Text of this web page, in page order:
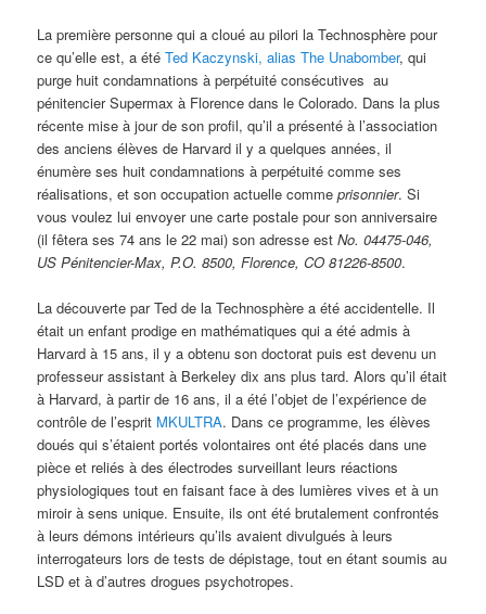
La première personne qui a cloué au pilori la Technosphère pour
ce qu’elle est, a étéTed Kaczynski, alias The Unabomber, qui
purge huit condamnations à perpétuité consécutives au
pénitencier Supermax à Florence dans le Colorado. Dans la plus
récente mise à jour de son profil, qu’il a présenté à l’association
des anciens élèves de Harvard il y a quelques années, il
énumère ses huit condamnations à perpétuité comme ses
réalisations, et son occupation actuelle commeprisonnier. Si
vous voulez lui envoyer une carte postale pour son anniversaire
(il fêtera ses 74 ans le 22 mai) son adresse estNo. 04475-046,
US Pénitencier-Max, P.O. 8500, Florence, CO 81226-8500.
La découverte par Ted de la Technosphère a été accidentelle. Il
était un enfant prodige en mathématiques qui a été admis à
Harvard à 15 ans, il y a obtenu son doctorat puis est devenu un
professeur assistant à Berkeley dix ans plus tard. Alors qu’il était
à Harvard, à partir de 16 ans, il a été l’objet de l’expérience de
contrôle de l’esprit MKULTRA. Dans ce programme, les élèves
doués qui s’étaient portés volontaires ont été placés dans une
pièce et reliés à des électrodes surveillant leurs réactions
physiologiques tout en faisant face à des lumières vives et à un
miroir à sens unique. Ensuite, ils ont été brutalement confrontés
à leurs démons intérieurs qu’ils avaient divulgués à leurs
interrogateurs lors de tests de dépistage, tout en étant soumis au
LSD et à d’autres drogues psychotropes.